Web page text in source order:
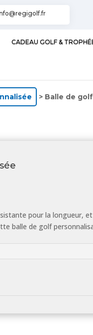
CADEAU GOLF &
> Balle de
pour la longueur,
balle de golf